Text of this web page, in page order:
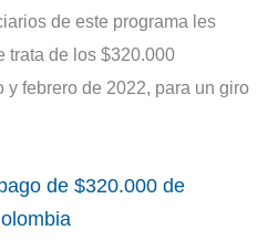
de este programa les
trata de los $320.000
y febrero de 2022, para un giro
de $320.000 de